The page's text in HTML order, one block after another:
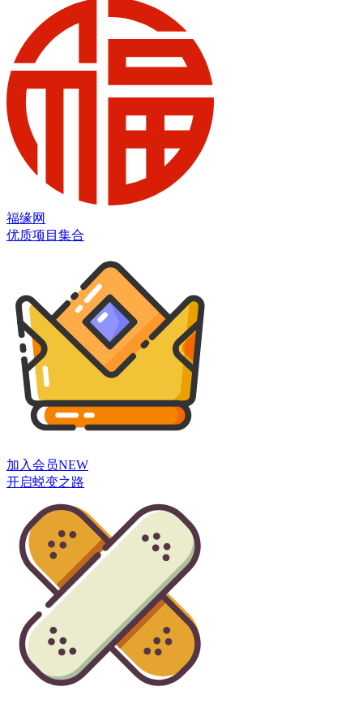
福缘网
优质项目集合
加入会员NEW
开启蜕变之路